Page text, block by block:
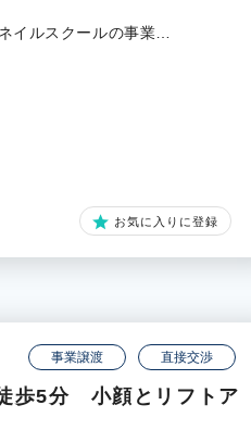
イルスクールの事業…
お気に入りに登録
事業譲渡 直接交渉
歩5分 小顔とリフトア